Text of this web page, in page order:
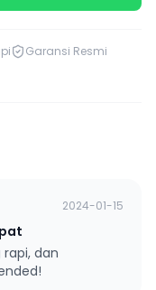
Garansi Resmi
2024-01-15
rapi, dan